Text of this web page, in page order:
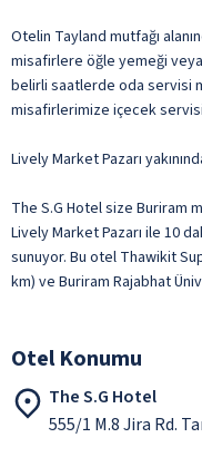
Otelin Tayland mutfağı
misafirlere öğle yemeği
belirli saatlerde oda servisi
misafirlerimize içecek servisi
Lively Market Pazarı
The S.G Hotel size Buriram
Lively Market Pazarı ile 10
sunuyor. Bu otel Thawikit
km) ve Buriram Rajabhat
Otel Konumu
The S.G Hotel
555/1 M.8 Jira Rd.